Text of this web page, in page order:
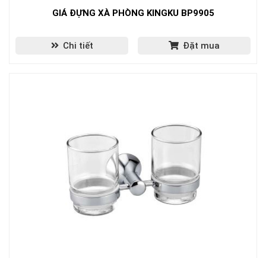
GIÁ ĐỰNG XÀ PHÒNG KINGKU BP9905
Chi tiết Đặt mua